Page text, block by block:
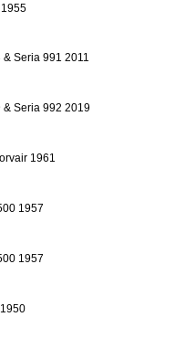
& Seria 991 2011
& Seria 992 2019
1961
1957
1957